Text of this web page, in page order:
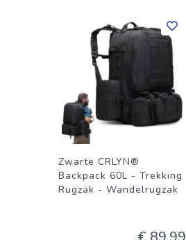
Zwarte CRLYN®
Backpack 60L - Trekking
Rugzak - Wandelrugzak